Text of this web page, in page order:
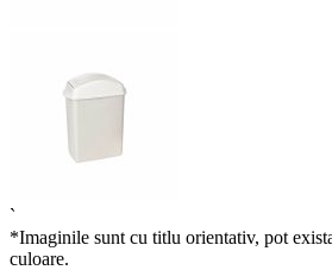
`
*Imaginile sunt cu titlu orientativ, pot
culoare.